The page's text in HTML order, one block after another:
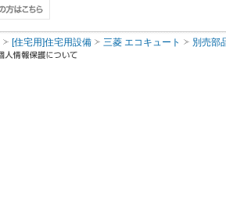
[住宅用]住宅用設備 三菱 エコキュート 別売部